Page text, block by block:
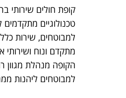
קופת חולים שירותי
טכנולוגיים
למבוטחים, שירות
מתקדם ונוח ושירותי
הקופה מנהלת מגוון
למבוטחים ליהנות